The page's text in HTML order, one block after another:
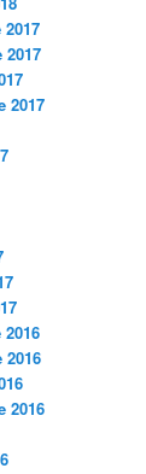
2017
2017
2016
2016